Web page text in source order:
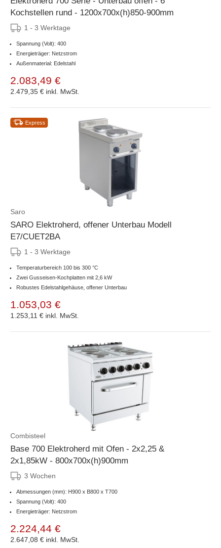
Kochstellen rund - 1200x700x(h)850-900mm
1 - 3 Werktage
Spannung (Volt): 400
Energieträger: Netzstrom
Außenmaterial: Edelstahl
2.083,49 €
2.479,35 € inkl. MwSt.
Express
Saro
SARO Elektroherd, offener Unterbau Modell
E7/CUET2BA
1 - 3 Werktage
Temperaturbereich 100 bis 300 °C
Zwei Gusseisen-Kochplatten mit 2,6 kW
Robustes Edelstahlgehäuse, offener Unterbau
1.053,03 €
1.253,11 € inkl. MwSt.
Combisteel
Base 700 Elektroherd mit Ofen - 2x2,25 &
2x1,85kW - 800x700x(h)900mm
3 Wochen
Abmessungen (mm): H900 x B800 x T700
Spannung (Volt): 400
Energieträger: Netzstrom
2.224,44 €
2.647,08 € inkl. MwSt.